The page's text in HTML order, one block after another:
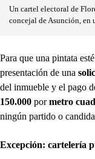
Un cartel electoral de
concejal de Asunción, en
Para que una pintata
presentación de una
del inmueble y el pago
150.000 pormetro
ningún partido o
Excepción: cartelería